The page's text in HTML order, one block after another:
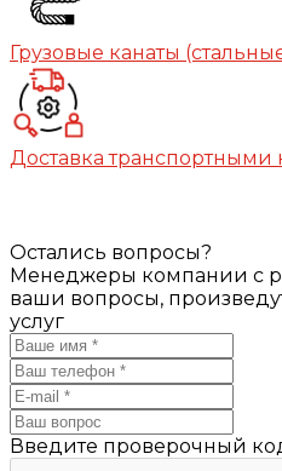
Грузовые канаты
Доставка
Остались вопросы?
Менеджеры компании с
ваши вопросы,
услуг
Введите проверочный